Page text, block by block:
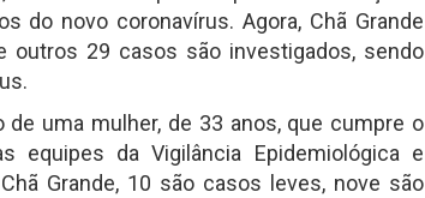
do novo coronavírus. Agora, Chã Grande
outros 29 casos são investigados, sendo
uma mulher, de 33 anos, que cumpre o
equipes da Vigilância Epidemiológica e
Grande, 10 são casos leves, nove são